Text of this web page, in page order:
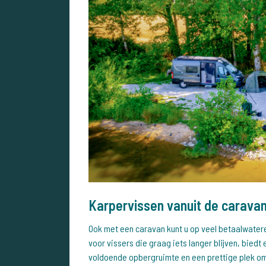
Karpervissen vanuit de
Ook met een caravan kunt u op veel
voor vissers die graag iets langer blijven, biedt
voldoende opbergruimte en een prettige plek